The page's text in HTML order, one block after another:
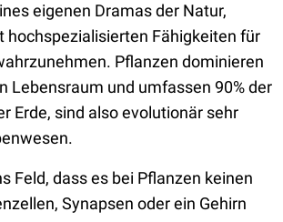
eigenen Dramas der Natur,
hochspezialisierten Fähigkeiten für
Pflanzen dominieren
Lebensraum und umfassen 90% der
Erde, sind also evolutionär sehr
Feld, dass es bei Pflanzen keinen
Synapsen oder ein Gehirn